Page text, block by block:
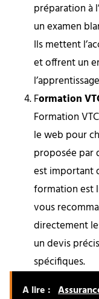
préparation à
un examen
Ils mettent
et offrent un
Formation
Formation
le web pour
proposée par
est important
formation est
vous
directement
un devis
spécifiques.
A lire :